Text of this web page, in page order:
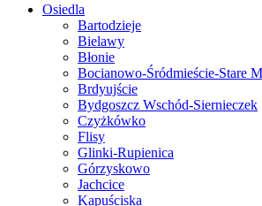
Osiedla
Bartodzieje
Bielawy
Błonie
Bocianowo-Śródmieście-Stare
Brdyujście
Bydgoszcz Wschód-Siernieczek
Czyżkówko
Flisy
Glinki-Rupienica
Górzyskowo
Jachcice
Kapuściska